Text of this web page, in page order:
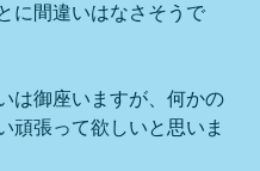
に間違いはなさそうで
は御座いますが、何かの
頑張って欲しいと思いま